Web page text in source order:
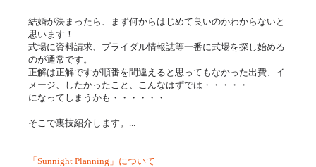
結婚が決まったら、まず何からはじめて良いのかわからないと
思います！
式場に資料請求、ブライダル情報誌等一番に式場を探し始める
のが通常です。
正解は正解ですが順番を間違えると思ってもなかった出費、イ
メージ、したかったこと、こんなはずでは・・・・・
になってしまうかも・・・・・・
そこで裏技紹介します。...
「Sunnight Planning」について